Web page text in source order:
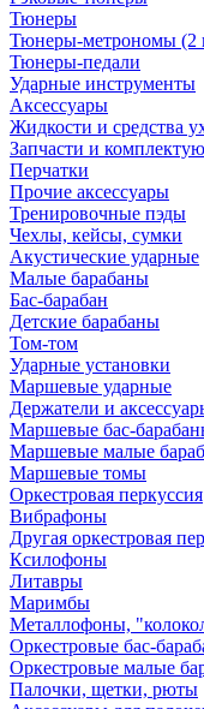
Тюнеры
Тюнеры-метрономы (2
Тюнеры-педали
Ударные инструменты
Аксессуары
Жидкости и средства
Запчасти и
Перчатки
Прочие аксессуары
Тренировочные пэды
Чехлы, кейсы, сумки
Акустические ударные
Mалые барабаны
Бас-барабан
Детские барабаны
Том-том
Ударные установки
Маршевые ударные
Держатели и
Маршевые бас-
Маршевые малые
Маршевые томы
Оркестровая перкуссия
Вибрафоны
Другая оркестровая
Ксилофоны
Литавры
Маримбы
Металлофоны,
Оркестровые бас-
Оркестровые малые
Палочки, щетки, рюты